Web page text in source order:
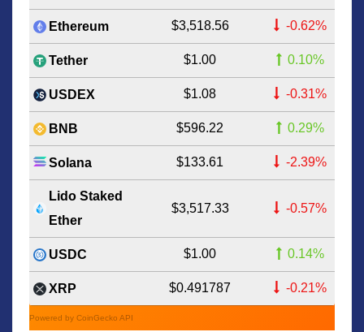
Ethereum $3,518.56 -0.62%
Tether $1.00 0.10%
USDEX $1.08 -0.31%
BNB $596.22 0.29%
Solana $133.61 -2.39%
Lido Staked
Ether
$3,517.33 -0.57%
USDC $1.00 0.14%
XRP $0.491787 -0.21%
Powered by CoinGecko API